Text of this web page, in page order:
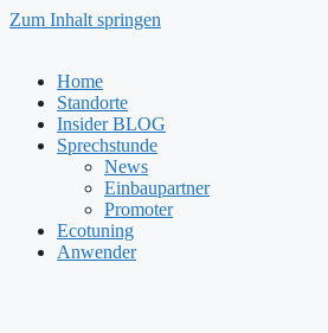
Zum Inhalt springen
Home
Standorte
Insider BLOG
Sprechstunde
News
Einbaupartner
Promoter
Ecotuning
Anwender